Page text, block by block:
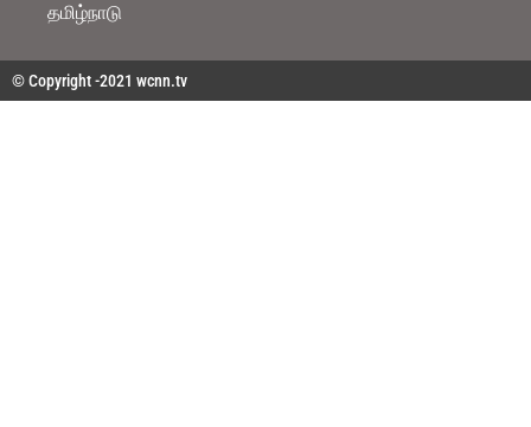
தமிழ்நாடு
© Copyright -2021 wcnn.tv